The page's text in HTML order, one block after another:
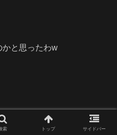
かと思ったわw
索 トップ サイドバー